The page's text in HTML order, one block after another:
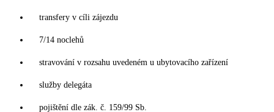
transfery v cíli zájezdu
7/14 noclehů
stravování v rozsahu uvedeném u ubytovacího zařízení
služby delegáta
pojištění dle zák. č. 159/99 Sb.